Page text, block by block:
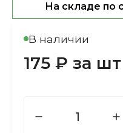
На складе по
В наличии
175 ₽ за шт